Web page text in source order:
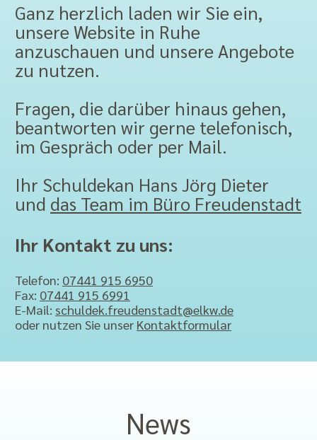
Ganz herzlich laden wir Sie ein,
unsere Website in Ruhe
anzuschauen und unsere Angebote
zu nutzen.
Fragen, die darüber hinaus gehen,
beantworten wir gerne telefonisch,
im Gespräch oder per Mail.
Ihr Schuldekan Hans Jörg Dieter
und das Team im Büro Freudenstadt
Ihr Kontakt zu uns:
Telefon: 07441 915 6950
Fax: 07441 915 6991
E-Mail: schuldek.freudenstadt@elkw.de
oder nutzen Sie unser Kontaktformular
News